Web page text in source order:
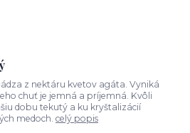
z nektáru kvetov agáta. Vyniká
chuť je jemná a príjemná. Kvôli
dobu tekutý a ku kryštalizácií
medoch. celý popis